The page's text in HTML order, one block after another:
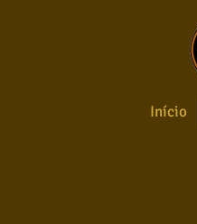
Início